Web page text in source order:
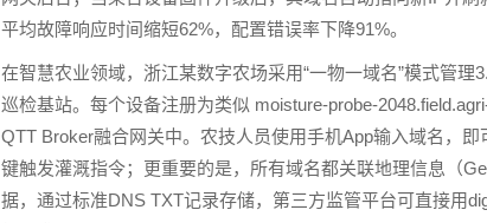
平均故障响应时间缩短62%，配置错误率下降91%。
在智慧农业领域，浙江某数字农场采用“一物一域名”模式管
巡检基站。每个设备注册为类似 moisture-probe-
QTT Broker融合网关中。农技人员使用手机App输入域名，
键触发灌溉指令；更重要的是，所有域名都关联地理信息（
据，通过标准DNS TXT记录存储，第三方监管平台可直接用